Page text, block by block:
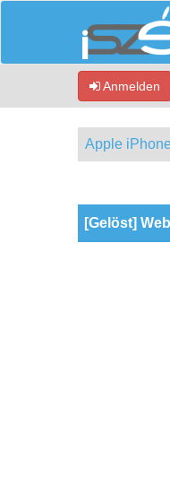
Anmelden
Apple
[Gelöst]